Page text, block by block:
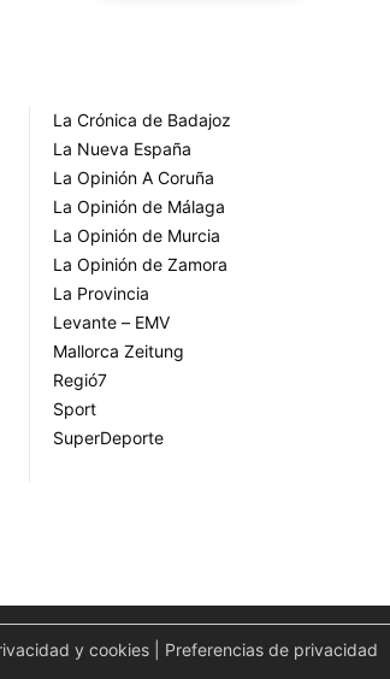
La Crónica de Badajoz
La Nueva España
La Opinión A Coruña
La Opinión de Málaga
La Opinión de Murcia
La Opinión de Zamora
La Provincia
Levante – EMV
Mallorca Zeitung
Regió7
Sport
SuperDeporte
y cookies Preferencias de privacidad